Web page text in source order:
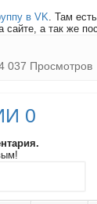
в VK. Там
а так же
037 Просмотров
0